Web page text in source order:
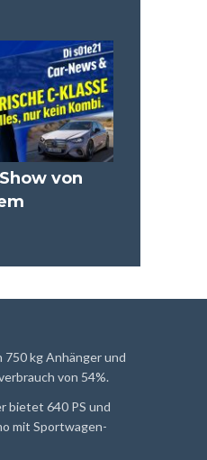
von
750 kg Anhänger und
von 54%.
bietet 640 PS und
mit Sportwagen-